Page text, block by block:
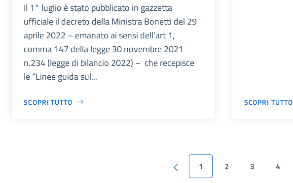
Il 1° luglio è stato pubblicato in gazzetta
ufficiale il decreto della Ministra Bonetti del 29
aprile 2022 – emanato ai sensi dell’art 1,
comma 147 della legge 30 novembre 2021
n.234 (legge di bilancio 2022) – che recepisce
le “Linee guida sul...
SCOPRI TUTTO SCOPRI TUTTO
1 2 3 4